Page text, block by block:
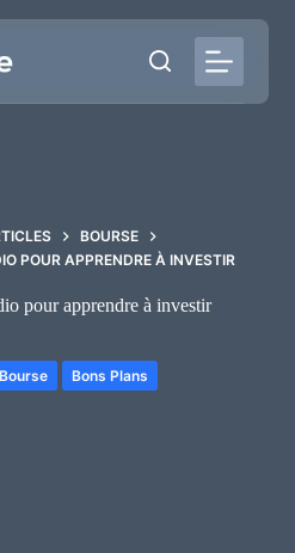
BOURSE
POUR APPRENDRE À INVESTIR
pour apprendre à investir
Bourse Bons Plans